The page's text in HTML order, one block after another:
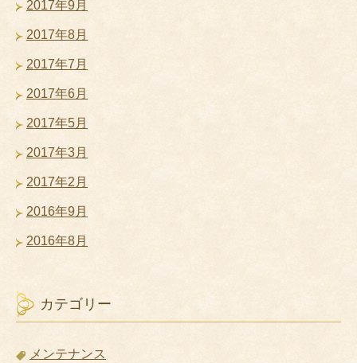
2017年9月
2017年8月
2017年7月
2017年6月
2017年5月
2017年3月
2017年2月
2016年9月
2016年8月
カテゴリー
メンテナンス